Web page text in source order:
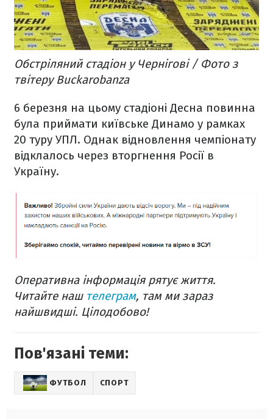
Обстріляний стадіон у Чернігові / Фото з
твітеру Buckarobanza
6 березня на цьому стадіоні Десна повинна
була приймати київське Динамо у рамках
20 туру УПЛ. Однак відновлення чемпіонату
відклалось через вторгнення Росії в
Україну.
Оперативна інформація рятує життя.
Читайте наш телеграм, там ми зараз
найшвидші. Цілодобово!
Пов'язані теми:
ФУТБОЛ СПОРТ